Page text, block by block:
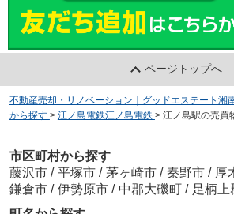
ページトップへ
不動産売却・リノベーション｜グッドエステート湘
から探す > 江ノ島電鉄江ノ島電鉄 > 江ノ島駅の売買
市区町村から探す
藤沢市 / 平塚市 / 茅ヶ崎市 / 秦野市 / 厚
鎌倉市 / 伊勢原市 / 中郡大磯町 / 足柄上